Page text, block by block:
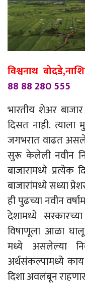
विश्वनाथ
88 88 280 555
भारतीय शेअर
दिसत नाही.
जगभरात वाढत
सुरू केलेली नवीन
बाजारामध्ये
बाजारांमध्ये सध्या
ही पुढच्या नवीन
देशामध्ये
विषाणूला आळा
मध्ये असलेल्या
अर्थसंकल्पामध्ये
दिशा अवलंबून